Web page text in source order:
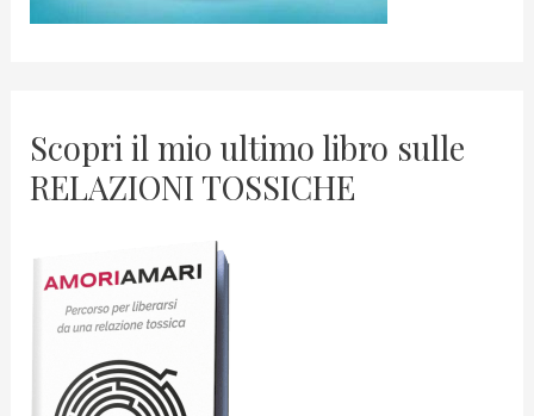
Scopri il mio ultimo libro sulle
RELAZIONI TOSSICHE